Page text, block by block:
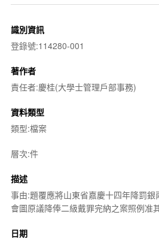
識別資訊
登錄號:114280-001
著作者
責任者:慶桂(大學士管理戶部事務)
資料類型
類型:檔案
層次:件
描述
事由:題覆應將山東省嘉慶十四年降罰
會圖原議降俸二級戴罪完納之案照例准
日期